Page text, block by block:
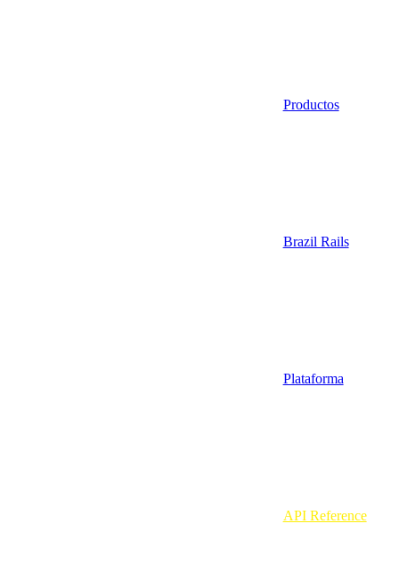
Productos
Brazil Rails
Plataforma
API Reference